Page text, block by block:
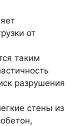
от
таким
разрушения
стены из